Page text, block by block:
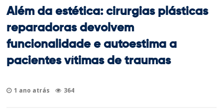
Além da estética: cirurgias plásticas
reparadoras devolvem
funcionalidade e autoestima a
pacientes vítimas de traumas
1 ano atrás 364